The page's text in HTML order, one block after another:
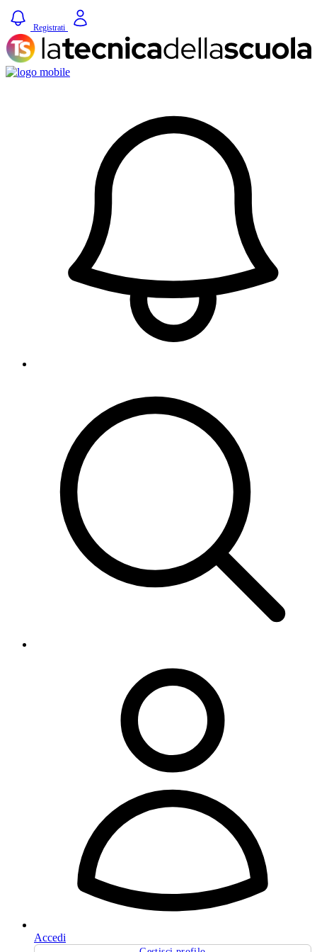
Registrati
Accedi